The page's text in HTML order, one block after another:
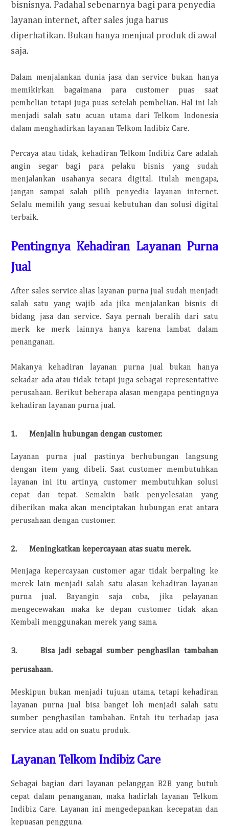
bisnisnya. Padahal sebenarnya bagi para penyedia
layanan internet, after sales juga harus
diperhatikan. Bukan hanya menjual produk di awal
saja.
Dalam menjalankan dunia jasa dan service bukan hanya
memikirkan bagaimana para customer puas saat
pembelian tetapi juga puas setelah pembelian. Hal ini lah
menjadi salah satu acuan utama dari Telkom Indonesia
dalam menghadirkan layanan Telkom Indibiz Care.
Percaya atau tidak, kehadiran Telkom Indibiz Care adalah
angin segar bagi para pelaku bisnis yang sudah
menjalankan usahanya secara digital. Itulah mengapa,
jangan sampai salah pilih penyedia layanan internet.
Selalu memilih yang sesuai kebutuhan dan solusi digital
terbaik.
Pentingnya Kehadiran Layanan Purna
Jual
After sales service alias layanan purna jual sudah menjadi
salah satu yang wajib ada jika menjalankan bisnis di
bidang jasa dan service. Saya pernah beralih dari satu
merk ke merk lainnya hanya karena lambat dalam
penanganan.
Makanya kehadiran layanan purna jual bukan hanya
sekadar ada atau tidak tetapi juga sebagai representative
perusahaan. Berikut beberapa alasan mengapa pentingnya
kehadiran layanan purna jual.
1. Menjalin hubungan dengan customer.
Layanan purna jual pastinya berhubungan langsung
dengan item yang dibeli. Saat customer membutuhkan
layanan ini itu artinya, customer membutuhkan solusi
cepat dan tepat. Semakin baik penyelesaian yang
diberikan maka akan menciptakan hubungan erat antara
perusahaan dengan customer.
2. Meningkatkan kepercayaan atas suatu merek.
Menjaga kepercayaan customer agar tidak berpaling ke
merek lain menjadi salah satu alasan kehadiran layanan
purna jual. Bayangin saja coba, jika pelayanan
mengecewakan maka ke depan customer tidak akan
Kembali menggunakan merek yang sama.
3. Bisa jadi sebagai sumber penghasilan tambahan
perusahaan.
Meskipun bukan menjadi tujuan utama, tetapi kehadiran
layanan purna jual bisa banget loh menjadi salah satu
sumber penghasilan tambahan. Entah itu terhadap jasa
service atau add on suatu produk.
Layanan Telkom Indibiz Care
Sebagai bagian dari layanan pelanggan B2B yang butuh
cepat dalam penanganan, maka hadirlah layanan Telkom
Indibiz Care. Layanan ini mengedepankan kecepatan dan
kepuasan pengguna.